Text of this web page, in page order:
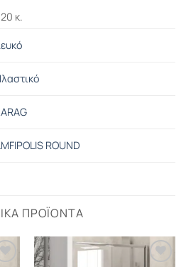
κ.
ROUND
ΠΡΟΪΌΝΤΑ